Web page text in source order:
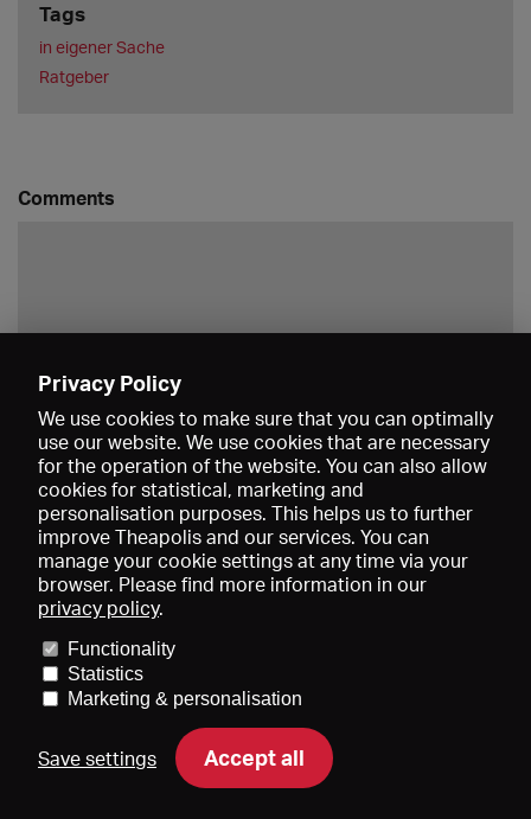
Tags
in eigener Sache
Ratgeber
Comments
About us
Imprint
DE EN FR
Privacy Policy
We use cookies to make sure that you can optimally
use our website. We use cookies that are necessary
for the operation of the website. You can also allow
cookies for statistical, marketing and
personalisation purposes. This helps us to further
improve Theapolis and our services. You can
manage your cookie settings at any time via your
browser. Please find more information in our
privacy policy.
Functionality
Statistics
Marketing & personalisation
Save settings Accept all